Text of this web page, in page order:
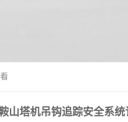
山塔机吊钩追踪安全系